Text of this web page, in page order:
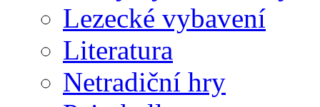
Lezecké vybavení
Literatura
Netradiční hry